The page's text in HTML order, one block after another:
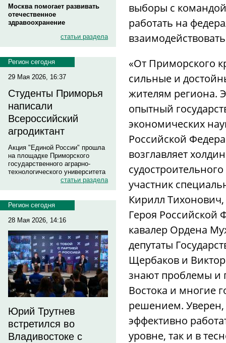
Москва помогает развивать
отечественное
здравоохранение
статьи раздела
Регион сегодня
29 Мая 2026, 16:37
Студенты Приморья
написали
Всероссийский
агродиктант
Акция "Единой России" прошла
на площадке Приморского
государственного аграрно-
технологического университета
статьи раздела
Регион сегодня
28 Мая 2026, 14:16
Юрий Трутнев
встретился во
Владивостоке с
выборы с
работать на
«От Приморского
сильные и
жителям региона.
опытный
экономических
Российской
возглавляет
участник
Кирилл
Героя
кавалер Ордена
депутаты
Щербаков и
знают проблемы и
Востока и многие
решением. Уверен,
эффективно
уровне, так и в